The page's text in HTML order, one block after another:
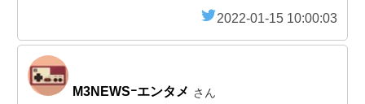
2022-01-15 10:00:03
M3NEWSｰエンタメ さん